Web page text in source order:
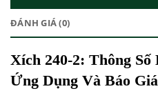
ĐÁNH GIÁ (0)
Xích 240-2: Thông
Ứng Dụng Và Báo